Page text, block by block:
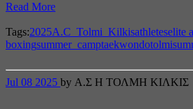
Read More
Tags:2025A.C_Tolmi_Kilkisathleteselite
boxingsummer_camptaekwondo
Jul 08 2025 by Α.Σ Η ΤΟΛΜΗ ΚΙΛΚΙΣ